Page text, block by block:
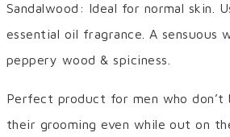
Sandalwood: Ideal for normal skin.
essential oil fragrance. A sensuous
peppery wood & spiciness.
Perfect product for men who don’t
their grooming even while out on